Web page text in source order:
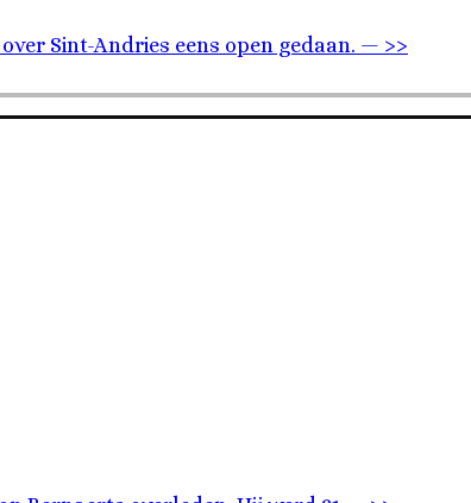
Sint-Andries eens open gedaan. — >>